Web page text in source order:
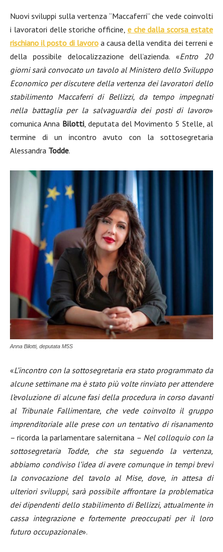
Nuovi sviluppi sulla vertenza “Maccaferri” che vede coinvolti
i lavoratori delle storiche officine, e che dalla scorsa estate
rischiano il posto di lavoroa causa della vendita dei terreni e
della possibile delocalizzazione dell’azienda. «Entro 20
giorni sarà convocato un tavolo al Ministero dello Sviluppo
Economico per discutere della vertenza dei lavoratori dello
stabilimento Maccaferri di Bellizzi, da tempo impegnati
nella battaglia per la salvaguardia dei posti di lavoro»
comunica Anna Bilotti, deputata del Movimento 5 Stelle, al
termine di un incontro avuto con la sottosegretaria
Alessandra Todde.
Anna Bilotti, deputata M5S
«L’incontro con la sottosegretaria era stato programmato da
alcune settimane ma è stato più volte rinviato per attendere
l’evoluzione di alcune fasi della procedura in corso davanti
al Tribunale Fallimentare, che vede coinvolto il gruppo
imprenditoriale alle prese con un tentativo di risanamento
– ricorda la parlamentare salernitana – Nel colloquio con la
sottosegretaria Todde, che sta seguendo la vertenza,
abbiamo condiviso l’idea di avere comunque in tempi brevi
la convocazione del tavolo al Mise, dove, in attesa di
ulteriori sviluppi, sarà possibile affrontare la problematica
dei dipendenti dello stabilimento di Bellizzi, attualmente in
cassa integrazione e fortemente preoccupati per il loro
futuro occupazionale».